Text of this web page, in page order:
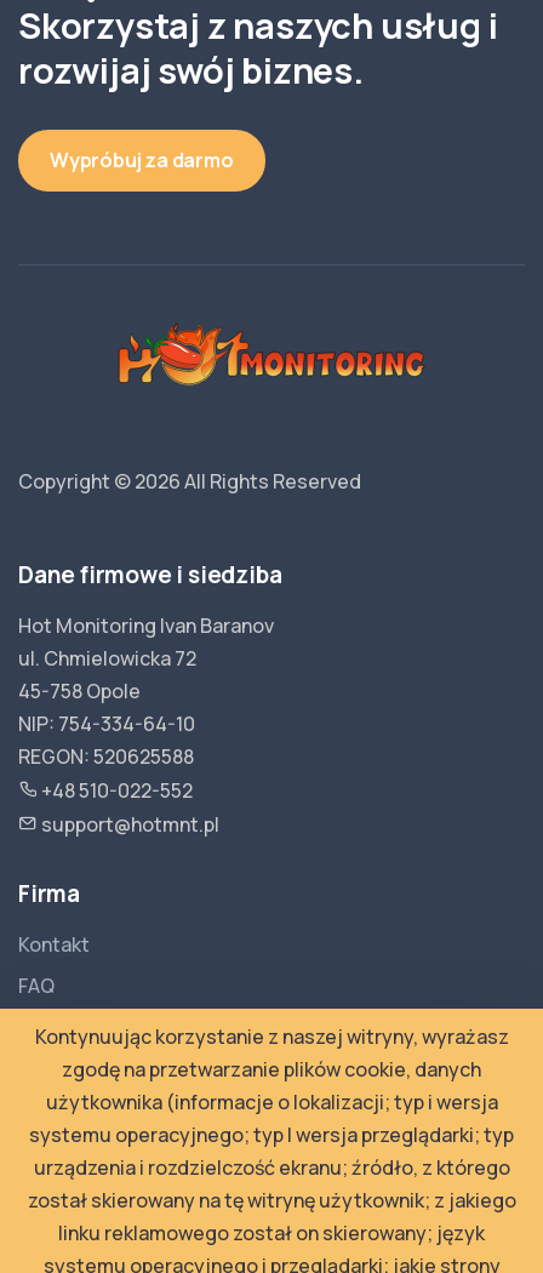
Kontynuując korzystanie z naszej witryny, wyrażasz
zgodę na przetwarzanie plików cookie, danych
użytkownika (informacje o lokalizacji; typ i wersja
systemu operacyjnego; typ I wersja przeglądarki; typ
urządzenia i rozdzielczość ekranu; źródło, z którego
został skierowany na tę witrynę użytkownik; z jakiego
linku reklamowego został on skierowany; język
systemu operacyjnego i przeglądarki; jakie strony
Skorzystaj z naszych usług i
rozwijaj swój biznes.
Wypróbuj za darmo
Copyright © 2026All Rights Reserved
Dane firmowe i siedziba
Hot Monitoring Ivan Baranov
ul. Chmielowicka 72
45-758 Opole
NIP: 754-334-64-10
REGON: 520625588
+48 510-022-552
support@hotmnt.pl
Firma
Kontakt
FAQ
Dokumentacja API
Polityka Prywatności
Regulamin
Newsletter
Wpisz adres email, na jaki chcesz otrzymywać
newslettery